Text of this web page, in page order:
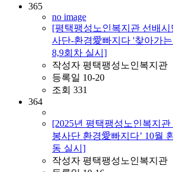
365
no image
[평택팽성노인복지관 선배시
사단-환경愛빠지다 '찾아가
8,9회차 실시]
작성자 평택팽성노인복지관
등록일 10-20
조회 331
364
[2025년 평택팽성노인복지관
봉사단 환경愛빠지다’ 10월
동 실시]
작성자 평택팽성노인복지관